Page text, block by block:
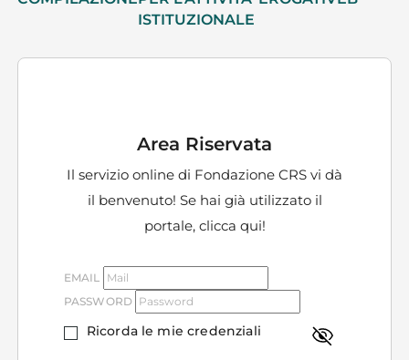
ISTITUZIONALE
Area Riservata
Il servizio online di Fondazione CRS vi dà
il benvenuto! Se hai già utilizzato il
portale, clicca qui!
EMAIL
PASSWORD
Ricorda le mie credenziali